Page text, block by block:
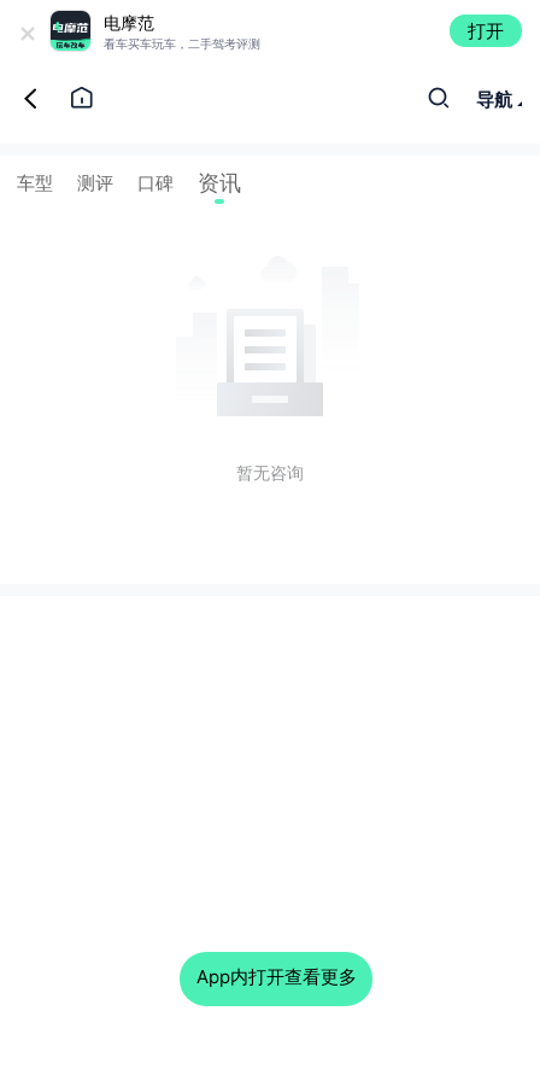
+ 电摩范
看车买车玩车，二手驾考评测
打开
App内打开查看更多
导航
车型 测评 口碑 资讯
暂无咨询